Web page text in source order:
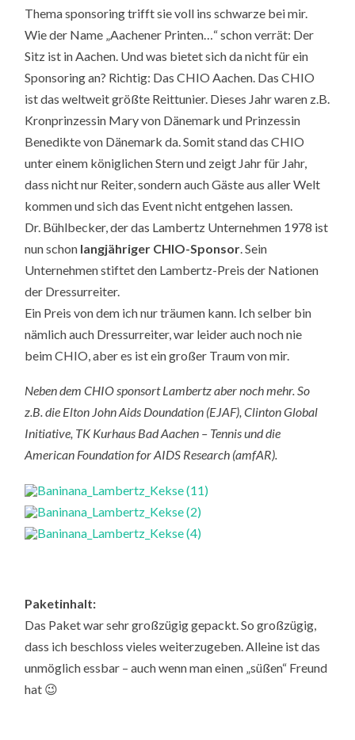
Thema sponsoring trifft sie voll ins schwarze bei mir.
Wie der Name „Aachener Printen…“ schon verrät: Der
Sitz ist in Aachen. Und was bietet sich da nicht für ein
Sponsoring an? Richtig: Das CHIO Aachen. Das CHIO
ist das weltweit größte Reittunier. Dieses Jahr waren z.B.
Kronprinzessin Mary von Dänemark und Prinzessin
Benedikte von Dänemark da. Somit stand das CHIO
unter einem königlichen Stern und zeigt Jahr für Jahr,
dass nicht nur Reiter, sondern auch Gäste aus aller Welt
kommen und sich das Event nicht entgehen lassen.
Dr. Bühlbecker, der das Lambertz Unternehmen 1978 ist
nun schon langjähriger CHIO-Sponsor . Sein
Unternehmen stiftet den Lambertz-Preis der Nationen
der Dressurreiter.
Ein Preis von dem ich nur träumen kann. Ich selber bin
nämlich auch Dressurreiter, war leider auch noch nie
beim CHIO, aber es ist ein großer Traum von mir.
Neben dem CHIO sponsort Lambertz aber noch mehr. So
z.B. die Elton John Aids Doundation (EJAF), Clinton Global
Initiative, TK Kurhaus Bad Aachen – Tennis und die
American Foundation for AIDS Research (amfAR).
Paketinhalt:
Das Paket war sehr großzügig gepackt. So großzügig,
dass ich beschloss vieles weiterzugeben. Alleine ist das
unmöglich essbar – auch wenn man einen „süßen“ Freund
hat 😉